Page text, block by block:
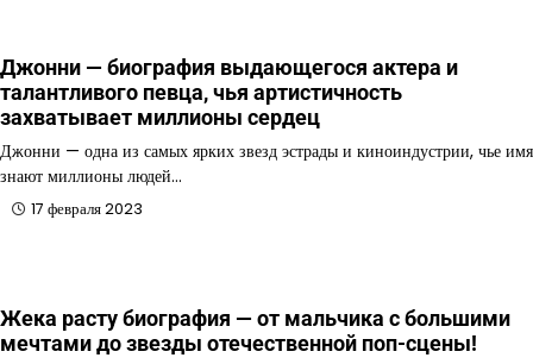
Джонни — биография выдающегося актера и
талантливого певца, чья артистичность
захватывает миллионы сердец
Джонни — одна из самых ярких звезд эстрады и киноиндустрии, чье имя
знают миллионы людей…
17 февраля 2023
Жека расту биография — от мальчика с большими
мечтами до звезды отечественной поп-сцены!